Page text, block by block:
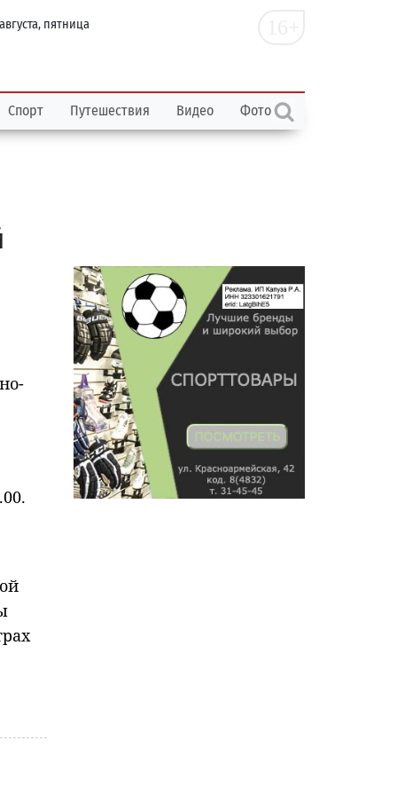
пятница
Спорт Путешествия Видео Фото